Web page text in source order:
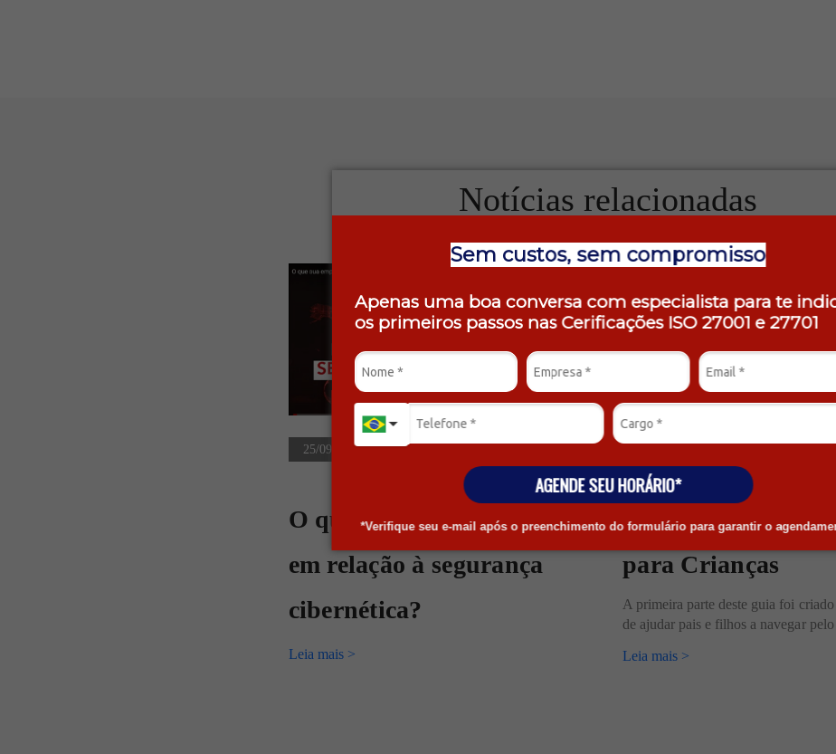
Sem custos, sem compromisso
Apenas uma boa conversa com especialista para te
os primeiros passos nas Cerificações ISO 27001 e27701
AGENDE SEU HORÁRIO*
*Verifique seu e-mail após o preenchimento do formulário para garantir o
Notícias relacionadas
25/09/2023
O que sua empresa precisa
em relação à segurança
cibernética?
Leia mais >
Segurança
para Crianças
A primeira parte deste guia foi
de ajudar pais e filhos a navegar
Leia mais >